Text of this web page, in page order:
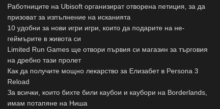
Работниците на Ubisoft организират отворена петиция, за да
призоват за изпълнение на исканията
10 удобни за нови игри игри, които да подарите на не-
геймърите в живота си
Limited Run Games ще отвори първия си магазин за търговия
на дребно тази пролет
Как да получите мощно лекарство за Елизабет в Persona 3
Reload
За всички, които бихте били каубои и каубори на Borderlands,
имам потапяне на Ниша